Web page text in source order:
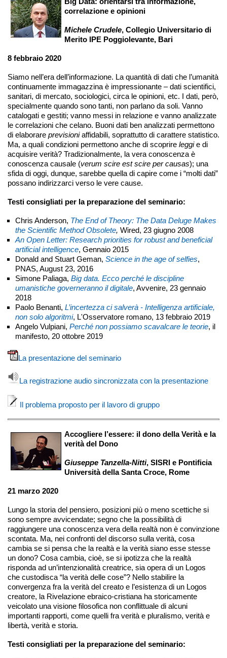
correlazione e opinioni
Michele Crudele, Collegio Universitario di
Merito IPE Poggiolevante, Bari
8 febbraio 2020
Siamo nell’era dell’informazione. La quantità di dati che l’umanità
continuamente immagazzina è impressionante – dati scientifici,
sanitari, di mercato, sociologici, circa le opinioni, etc. I dati, però,
specialmente quando sono tanti, non parlano da soli. Vanno
catalogati e gestiti; vanno messi in relazione e vanno analizzate
le correlazioni che celano. Buoni dati ben analizzati permettono
di elaborare previsioniaffidabili, soprattutto di carattere statistico.
Ma, a quali condizioni permettono anche di scoprire leggie di
acquisire verità? Tradizionalmente, la vera conoscenza è
conoscenza causale (verum scire est scire per causas); una
sfida di oggi, dunque, sarebbe quella di capire come i “molti dati”
possano indirizzarci verso le vere cause.
Testi consigliati per la preparazione del seminario:
Chris Anderson, The End of Theory: The Data Deluge Makes
the Scientific Method Obsolete, Wired, 23 giugno 2008
An Open Letter: Research priorities for robust and beneficial
artificial intelligence, Gennaio 2015
Donald and Stuart Geman, Science in the age of selfies,
PNAS, August 23, 2016
Simone Paliaga, Big data. Ecco perché le discipline
umanistiche governeranno il digitale, Avvenire, 23 gennaio
2018
Paolo Benanti, L’incertezza ci salverà - ​Intelligenza artificiale,
non solo algoritmi, L'Osservatore romano, 13 febbraio 2019
Angelo Vulpiani, Perché non possiamo scavalcare le teorie, il
manifesto, 20 ottobre 2019
La presentazione del seminario
La registrazione audio sincronizzata con la presentazione
Il problema proposto per il lavoro di gruppo
Accogliere l’essere: il dono della Verità e la
verità del Dono
Giuseppe Tanzella-Nitti, SISRI e Pontificia
Università della Santa Croce, Rome
21 marzo 2020
Lungo la storia del pensiero, posizioni più o meno scettiche si
sono sempre avvicendate; segno che la possibilità di
raggiungere una conoscenza vera della realtà non è convinzione
scontata. Ma, nei confronti del discorso sulla verità, cosa
cambia se si pensa che la realtà e la verità siano esse stesse
un dono? Cosa cambia, cioè, se si ipotizza che la realtà
risponda ad un’intenzionalità creatrice, sia opera di un Logos
che custodisca “la verità delle cose”? Nello stabilire la
convergenza fra la verità del creato e l’esistenza di un Logos
creatore, la Rivelazione ebraico-cristiana ha storicamente
veicolato una visione filosofica non conflittuale di alcuni
importanti rapporti, come quelli fra verità e pluralismo, verità e
libertà, verità e storia.
Testi consigliati per la preparazione del seminario: